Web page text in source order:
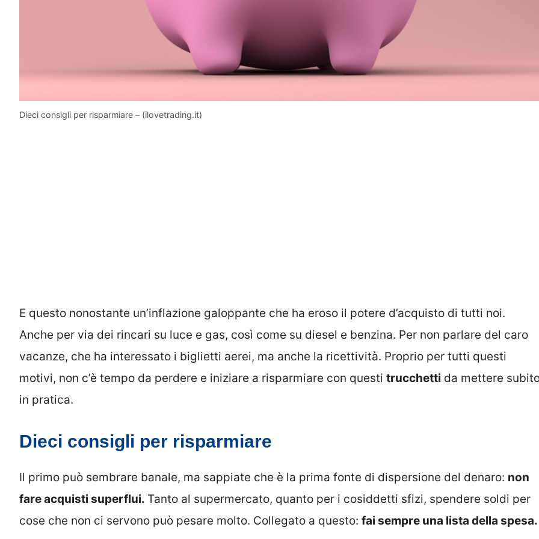
Dieci consigli per risparmiare – (ilovetrading.it)
E questo nonostante un’inflazione galoppante che ha eroso il potere d’acquisto di tutti noi.
Anche per via dei rincari su luce e gas, così come su diesel e benzina. Per non parlare del caro
vacanze, che ha interessato i biglietti aerei, ma anche la ricettività. Proprio per tutti questi
motivi, non c’è tempo da perdere e iniziare a risparmiare con questi trucchetti da mettere
in pratica.
Dieci consigli per risparmiare
Il primo può sembrare banale, ma sappiate che è la prima fonte di dispersione del denaro: non
fare acquisti superflui. Tanto al supermercato, quanto per i cosiddetti sfizi, spendere soldi per
cose che non ci servono può pesare molto. Collegato a questo: fai sempre una lista della spesa.